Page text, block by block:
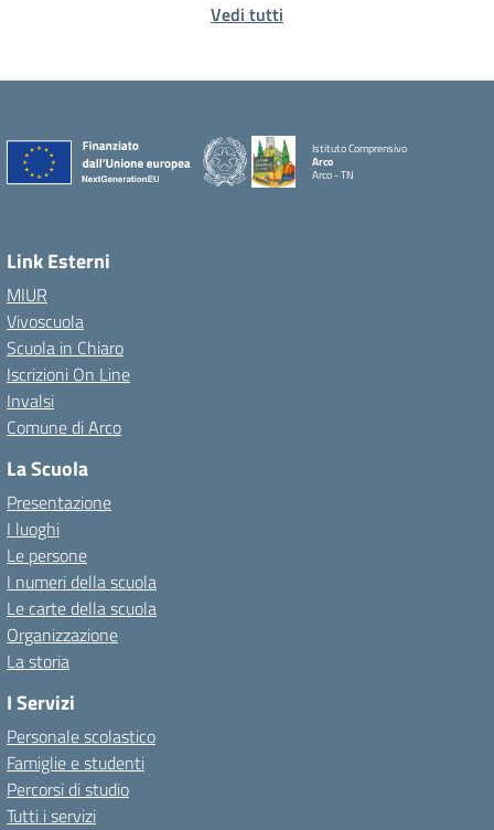
Vedi tutti
Istituto Comprensivo
Arco
Arco - TN
Link Esterni
MIUR
Vivoscuola
Scuola in Chiaro
Iscrizioni On Line
Invalsi
Comune di Arco
La Scuola
Presentazione
I luoghi
Le persone
I numeri della scuola
Le carte della scuola
Organizzazione
La storia
I Servizi
Personale scolastico
Famiglie e studenti
Percorsi di studio
Tutti i servizi